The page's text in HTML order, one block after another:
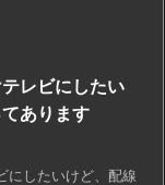
レビにしたい
あります
にしたいけど、配線